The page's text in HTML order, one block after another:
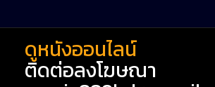
ดูหนังออนไลน์
ติดต่อลงโฆษณา